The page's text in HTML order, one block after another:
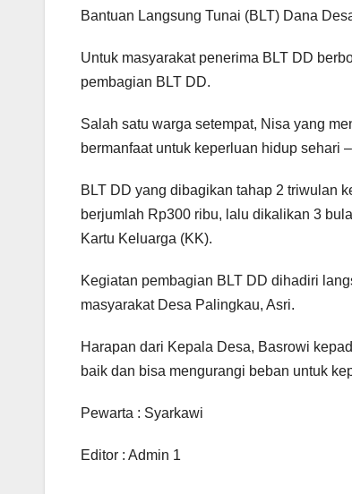
Bantuan Langsung Tunai (BLT) Dana
Untuk masyarakat penerima BLT DD
pembagian BLT DD.
Salah satu warga setempat, Nisa yang
bermanfaat untuk keperluan hidup sehari
BLT DD yang dibagikan tahap 2 triwulan
berjumlah Rp300 ribu, lalu dikalikan 3
Kartu Keluarga (KK).
Kegiatan pembagian BLT DD dihadiri
masyarakat Desa Palingkau, Asri.
Harapan dari Kepala Desa, Basrowi
baik dan bisa mengurangi beban untuk
Pewarta : Syarkawi
Editor : Admin 1